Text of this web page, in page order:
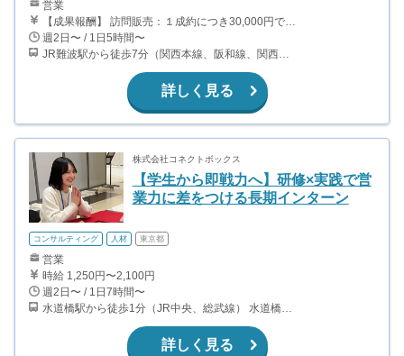
営業
【成果報酬】 訪問販売：１成約につき30,000円です。 例えば、光インターネットの成約であれば、平均的に2.5日で1件の契約が見込めます。（12,000円/1日6時間稼働） ＜月収例＞月に100万以上稼ぐ方もいます！ ・月5件成約：150,000円 ・月15件成約：450,000円 ・月30成約：900,000円➕マネジメントインセンティブ300,000円 合計1,200,000円 時給換算で2,000円程度が、平均的なインターン生の報酬となっています。
週2日〜 / 1日5時間〜
JR難波駅から徒歩7分（関西本線、阪和線、関西空港線） 大阪難波駅から徒歩13分（近鉄奈良線、阪神なんば線） 桜川駅から徒歩4分（大阪メトロ千日前線、阪神なんば線）
詳しく見る
株式会社コネクトボックス
【学生から即戦力へ】研修×実践で営
業力に差をつける長期インターン
コンサルティング 人材 東京都
営業
時給 1,250円〜2,100円
週2日〜 / 1日7時間〜
水道橋駅から徒歩1分（JR中央、総武線） 水道橋駅から徒歩6分（都営三田線）
詳しく見る